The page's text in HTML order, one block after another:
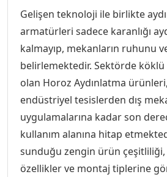
Gelişen teknoloji ile birlikte
armatürleri sadece karanlığı
kalmayıp, mekanların ruhunu
belirlemektedir. Sektörde
olan Horoz Aydınlatma
endüstriyel tesislerden dış
uygulamalarına kadar son
kullanım alanına hitap
sunduğu zengin ürün
özellikler ve montaj tiplerine